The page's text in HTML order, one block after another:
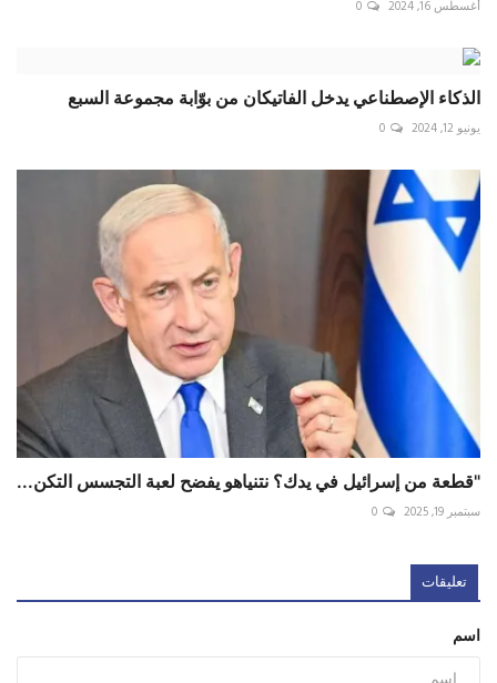
أغسطس 16, 2024 0
الذكاء الإصطناعي يدخل الفاتيكان من بوّابة مجموعة السبع
يونيو 12, 2024 0
"قطعة من إسرائيل في يدك؟ نتنياهو يفضح لعبة التجسس التكن...
سبتمبر 19, 2025 0
تعليقات
اسم